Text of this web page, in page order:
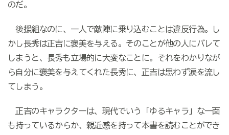
のだ。
後援組なのに、一人で敵陣に乗り込むことは違反行為。し
かし長秀は正吉に褒美を与える。そのことが他の人にバレて
しまうと、長秀も立場的に大変なことに。それをわかりなが
ら自分に褒美を与えてくれた長秀に、正吉は思わず涙を流し
てしまう。
正吉のキャラクターは、現代でいう「ゆるキャラ」な一面
も持っているからか、親近感を持って本書を読むことができ